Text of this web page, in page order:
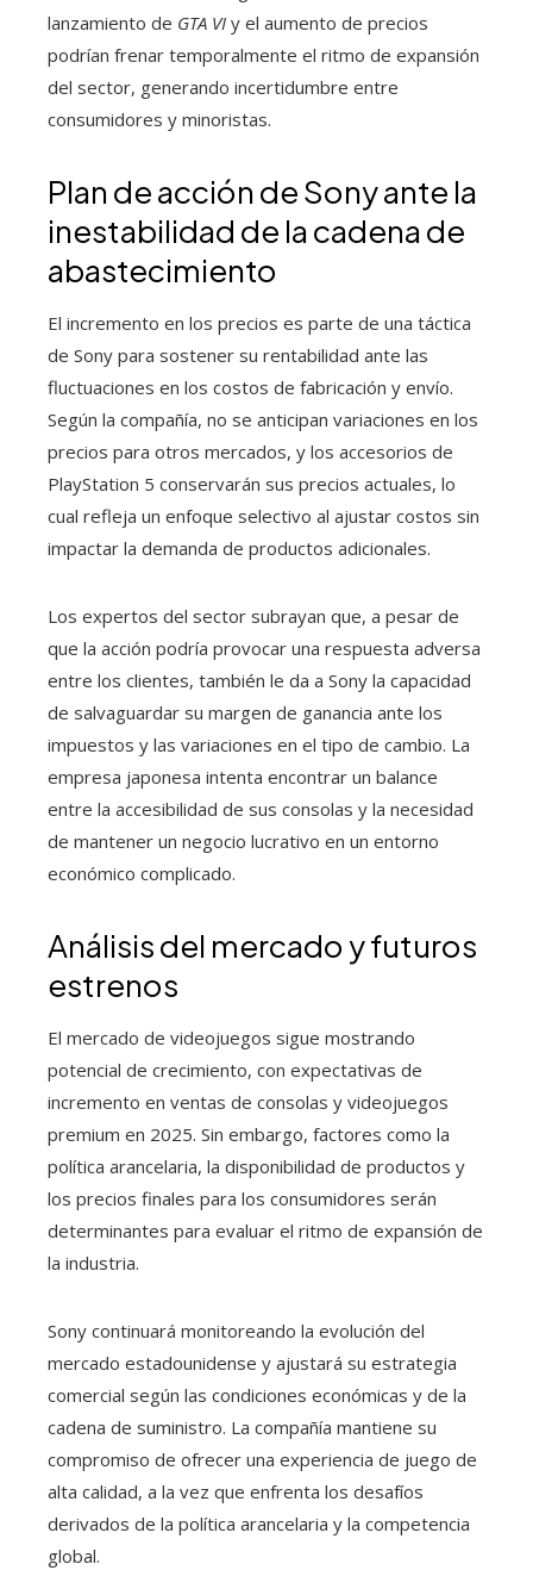
lanzamiento de GTA VI y el aumento de precios
podrían frenar temporalmente el ritmo de expansión
del sector, generando incertidumbre entre
consumidores y minoristas.
Plan de acción de Sony ante la
inestabilidad de la cadena de
abastecimiento
El incremento en los precios es parte de una táctica
de Sony para sostener su rentabilidad ante las
fluctuaciones en los costos de fabricación y envío.
Según la compañía, no se anticipan variaciones en los
precios para otros mercados, y los accesorios de
PlayStation 5 conservarán sus precios actuales, lo
cual refleja un enfoque selectivo al ajustar costos sin
impactar la demanda de productos adicionales.
Los expertos del sector subrayan que, a pesar de
que la acción podría provocar una respuesta adversa
entre los clientes, también le da a Sony la capacidad
de salvaguardar su margen de ganancia ante los
impuestos y las variaciones en el tipo de cambio. La
empresa japonesa intenta encontrar un balance
entre la accesibilidad de sus consolas y la necesidad
de mantener un negocio lucrativo en un entorno
económico complicado.
Análisis del mercado y futuros
estrenos
El mercado de videojuegos sigue mostrando
potencial de crecimiento, con expectativas de
incremento en ventas de consolas y videojuegos
premium en 2025. Sin embargo, factores como la
política arancelaria, la disponibilidad de productos y
los precios finales para los consumidores serán
determinantes para evaluar el ritmo de expansión de
la industria.
Sony continuará monitoreando la evolución del
mercado estadounidense y ajustará su estrategia
comercial según las condiciones económicas y de la
cadena de suministro. La compañía mantiene su
compromiso de ofrecer una experiencia de juego de
alta calidad, a la vez que enfrenta los desafíos
derivados de la política arancelaria y la competencia
global.